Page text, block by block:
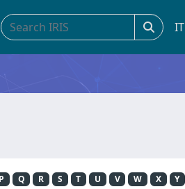
IT
P Q R S T U V W X Y